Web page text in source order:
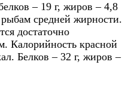
– 19 г, жиров – 4,8
средней жирности.
достаточно
Калорийность красной
Белков – 32 г, жиров –